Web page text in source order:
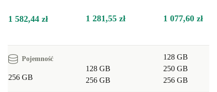
1 582,44 zł 1 281,55 zł 1 077,60 zł
Pojemność
256 GB
128 GB
256 GB
128 GB
250 GB
256 GB